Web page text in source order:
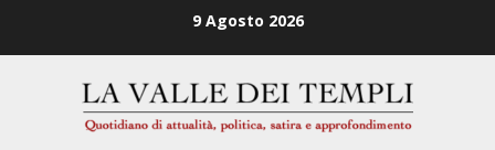
9 Agosto 2026